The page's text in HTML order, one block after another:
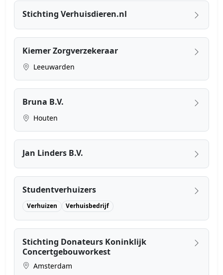
Stichting Verhuisdieren.nl
Kiemer Zorgverzekeraar
Leeuwarden
Bruna B.V.
Houten
Jan Linders B.V.
Studentverhuizers
Verhuizen Verhuisbedrijf
Stichting Donateurs Koninklijk
Concertgebouworkest
Amsterdam